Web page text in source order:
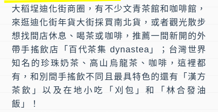
大稻埕迪化街商圈 ，有不少文青茶館和咖啡館，
來逛迪化街年貨大街採買南北貨，或者觀光散步
想找間店休息、喝茶或咖啡，推薦一間新開的外
帶手搖飲店「 百代茶集 dynastea 」；台灣世界
知名的珍珠奶茶、高山烏龍茶、咖啡，這裡都
有，和別間手搖飲不同且最具特色的還有「 漢方
茶飲 」以及在地小吃「 刈包 」和「 林合發油
飯 」！